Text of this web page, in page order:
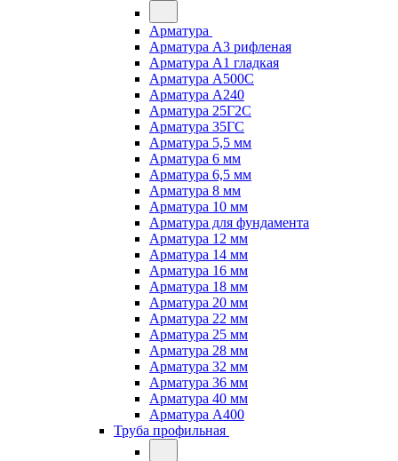
Арматура
Арматура А3 рифленая
Арматура А1 гладкая
Арматура А500С
Арматура А240
Арматура 25Г2С
Арматура 35ГС
Арматура 5,5 мм
Арматура 6 мм
Арматура 6,5 мм
Арматура 8 мм
Арматура 10 мм
Арматура для фундамента
Арматура 12 мм
Арматура 14 мм
Арматура 16 мм
Арматура 18 мм
Арматура 20 мм
Арматура 22 мм
Арматура 25 мм
Арматура 28 мм
Арматура 32 мм
Арматура 36 мм
Арматура 40 мм
Арматура А400
Труба профильная